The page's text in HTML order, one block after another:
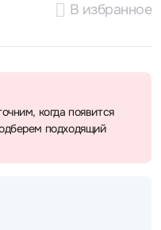
В избранное
когда появится
подходящий